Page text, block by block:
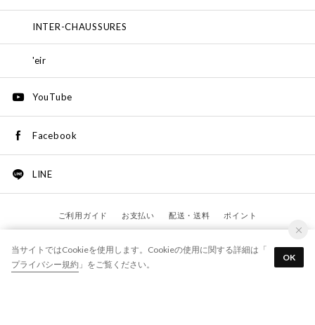
INTER-CHAUSSURES
'eir
YouTube
Facebook
LINE
ご利用ガイド お支払い 配送・送料
ポイント
なりすましメール・サイトにご注意ください
当サイトではCookieを使用します。Cookieの使用に関する詳細は「
プライバシー規約 」をご覧ください。
OK